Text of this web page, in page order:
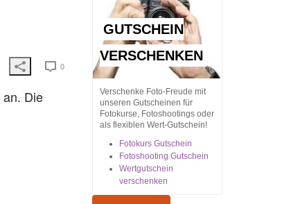
0
an. Die
GUTSCHEIN
VERSCHENKEN
Verschenke Foto-Freude mit
unseren Gutscheinen für
Fotokurse, Fotoshootings oder
als flexiblen Wert-Gutschein!
Fotokurs Gutschein
Fotoshooting Gutschein
Wertgutschein
verschenken